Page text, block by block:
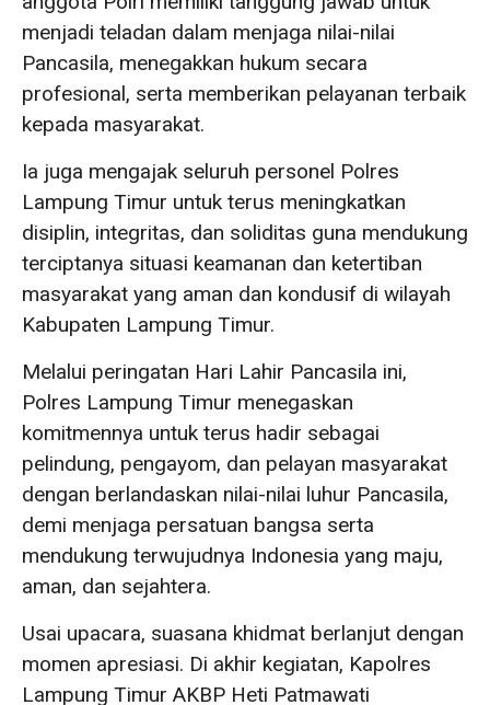
menjadi teladan dalam menjaga nilai-nilai
Pancasila, menegakkan hukum secara
profesional, serta memberikan pelayanan terbaik
kepada masyarakat.
Ia juga mengajak seluruh personel Polres
Lampung Timur untuk terus meningkatkan
disiplin, integritas, dan soliditas guna mendukung
terciptanya situasi keamanan dan ketertiban
masyarakat yang aman dan kondusif di wilayah
Kabupaten Lampung Timur.
Melalui peringatan Hari Lahir Pancasila ini,
Polres Lampung Timur menegaskan
komitmennya untuk terus hadir sebagai
pelindung, pengayom, dan pelayan masyarakat
dengan berlandaskan nilai-nilai luhur Pancasila,
demi menjaga persatuan bangsa serta
mendukung terwujudnya Indonesia yang maju,
aman, dan sejahtera.
Usai upacara, suasana khidmat berlanjut dengan
momen apresiasi. Di akhir kegiatan, Kapolres
Lampung Timur AKBP Heti Patmawati